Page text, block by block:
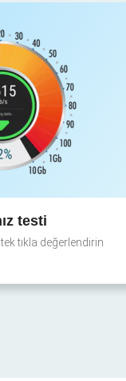
testi
tek tıkla değerlendirin